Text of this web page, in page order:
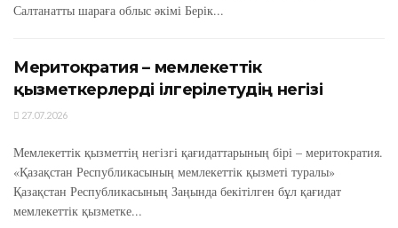
Салтанатты шараға облыс әкімі Берік...
Меритократия – мемлекеттік
қызметкерлерді ілгерілетудің негізі
27.07.2026
Мемлекеттік қызметтің негізгі қағидаттарының бірі – меритократия.
«Қазақстан Республикасының мемлекеттік қызметі туралы»
Қазақстан Республикасының Заңында бекітілген бұл қағидат
мемлекеттік қызметке...